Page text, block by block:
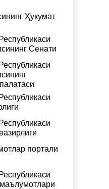
Ҳукумат
Сенати
портали